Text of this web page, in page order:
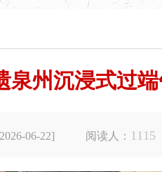
泉州沉浸式过
06-22] 阅读人： 1115